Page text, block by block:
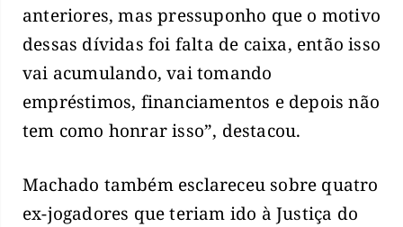
anteriores, mas pressuponho que o motivo
dessas dívidas foi falta de caixa, então isso
vai acumulando, vai tomando
empréstimos, financiamentos e depois não
tem como honrar isso”, destacou.
Machado também esclareceu sobre quatro
ex-jogadores que teriam ido à Justiça do